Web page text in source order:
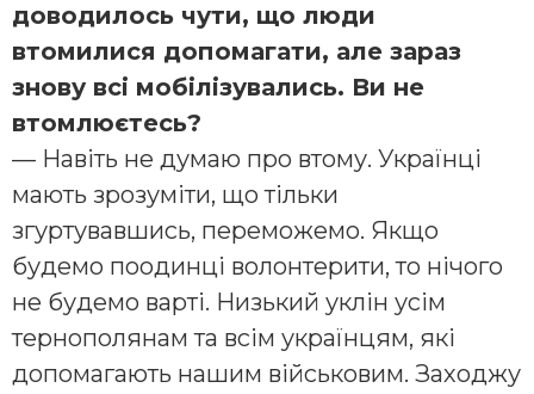
доводилось чути, що люди
втомилися допомагати, але зараз
знову всі мобілізувались. Ви не
втомлюєтесь?
— Навіть не думаю про втому. Українці
мають зрозуміти, що тільки
згуртувавшись, переможемо. Якщо
будемо поодинці волонтерити, то нічого
не будемо варті. Низький уклін усім
тернополянам та всім українцям, які
допомагають нашим військовим. Заходжу